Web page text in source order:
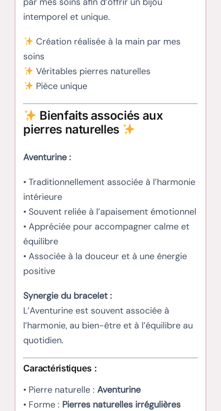
intemporel et unique.
Création réalisée à la main par mes
soins
Véritables pierres naturelles
Pièce unique
Bienfaits associés aux
pierres naturelles
Aventurine :
• Traditionnellement associée à l’harmonie
intérieure
• Souvent reliée à l’apaisement émotionnel
• Appréciée pour accompagner calme et
équilibre
• Associée à la douceur et à une énergie
positive
Synergie du bracelet :
L’Aventurine est souvent associée à
l’harmonie, au bien-être et à l’équilibre au
quotidien.
Caractéristiques :
• Pierre naturelle :Aventurine
• Forme : Pierres naturelles irrégulières